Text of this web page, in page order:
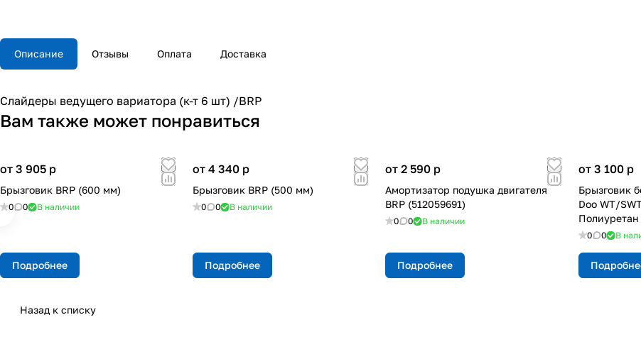
Описание Отзывы Оплата Доставка
Слайдеры ведущего вариатора (к-т 6 шт) /BRP
Вам также может понравиться
от 3 905 p
Брызговик BRP (600 мм)
0 0 В наличии
Подробнее
от 4 340 p
Брызговик BRP (500 мм)
0 0 В наличии
Подробнее
от 2 590 p
Амортизатор подушка двигателя
BRP (512059691)
0 0 В наличии
Подробнее
от 3 100 p
Брызговик
Doo WT/
Полиуретан
0 0 В
Назад к списку